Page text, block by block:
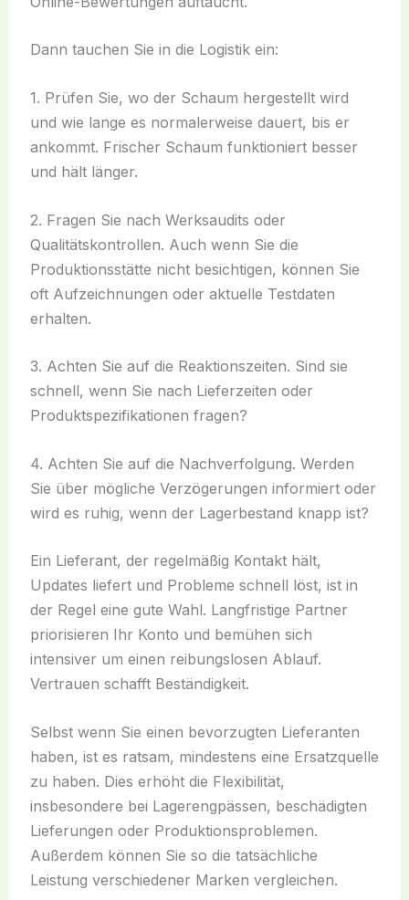
Dann tauchen Sie in die Logistik ein:
1. Prüfen Sie, wo der Schaum hergestellt wird
und wie lange es normalerweise dauert, bis er
ankommt. Frischer Schaum funktioniert besser
und hält länger.
2. Fragen Sie nach Werksaudits oder
Qualitätskontrollen. Auch wenn Sie die
Produktionsstätte nicht besichtigen, können Sie
oft Aufzeichnungen oder aktuelle Testdaten
erhalten.
3. Achten Sie auf die Reaktionszeiten. Sind sie
schnell, wenn Sie nach Lieferzeiten oder
Produktspezifikationen fragen?
4. Achten Sie auf die Nachverfolgung. Werden
Sie über mögliche Verzögerungen informiert oder
wird es ruhig, wenn der Lagerbestand knapp ist?
Ein Lieferant, der regelmäßig Kontakt hält,
Updates liefert und Probleme schnell löst, ist in
der Regel eine gute Wahl. Langfristige Partner
priorisieren Ihr Konto und bemühen sich
intensiver um einen reibungslosen Ablauf.
Vertrauen schafft Beständigkeit.
Selbst wenn Sie einen bevorzugten Lieferanten
haben, ist es ratsam, mindestens eine Ersatzquelle
zu haben. Dies erhöht die Flexibilität,
insbesondere bei Lagerengpässen, beschädigten
Lieferungen oder Produktionsproblemen.
Außerdem können Sie so die tatsächliche
Leistung verschiedener Marken vergleichen.